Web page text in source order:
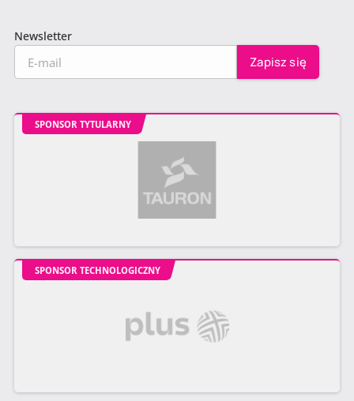
Newsletter
SPONSOR TYTULARNY
SPONSOR TECHNOLOGICZNY